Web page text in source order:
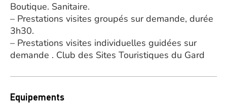
Boutique. Sanitaire.
– Prestations visites groupés sur demande, durée
3h30.
– Prestations visites individuelles guidées sur
demande . Club des Sites Touristiques du Gard
Equipements